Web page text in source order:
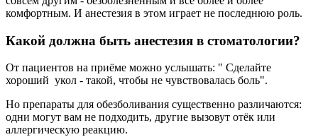
комфортным. И анестезия в этом играет не последнюю роль.
Какой должна быть анестезия в стоматологии?
От пациентов на приёме можно услышать: " Сделайте
хороший укол - такой, чтобы не чувствовалась боль".
Но препараты для обезболивания существенно различаются:
одни могут вам не подходить, другие вызовут отёк или
аллергическую реакцию.